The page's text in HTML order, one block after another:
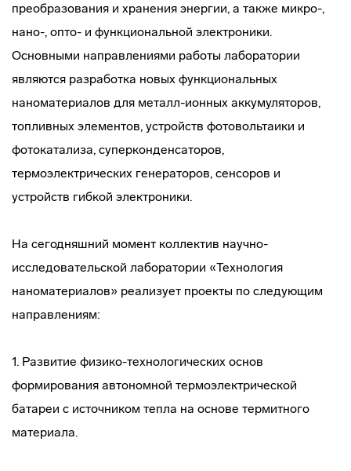
преобразования и хранения энергии, а также микро-,
нано-, опто- и функциональной электроники.
Основными направлениями работы лаборатории
являются разработка новых функциональных
наноматериалов для металл-ионных аккумуляторов,
топливных элементов, устройств фотовольтаики и
фотокатализа, суперконденсаторов,
термоэлектрических генераторов, сенсоров и
устройств гибкой электроники.
На сегодняшний момент коллектив научно-
исследовательской лаборатории «Технология
наноматериалов» реализует проекты по следующим
направлениям:
1. Развитие физико-технологических основ
формирования автономной термоэлектрической
батареи с источником тепла на основе термитного
материала.